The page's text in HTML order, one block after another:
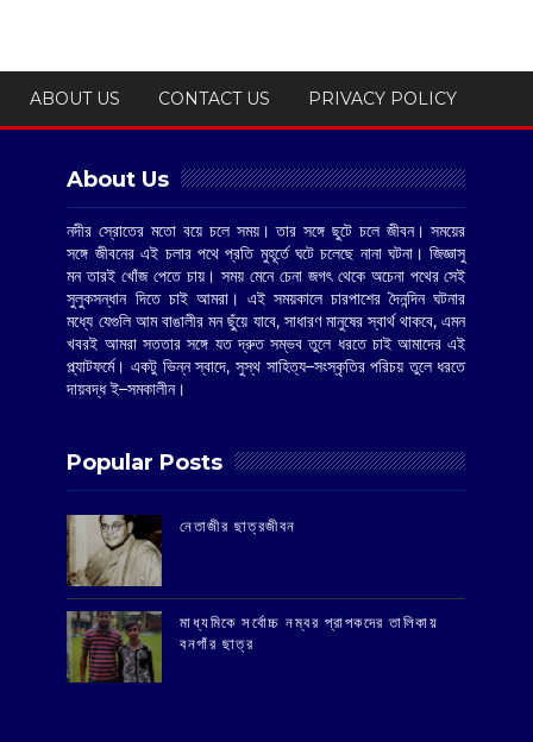
ABOUT US CONTACT US PRIVACY POLICY
About Us
নদীর স্রোতের মতো বয়ে চলে সময়। তার সঙ্গে ছুটে চলে জীবন। সময়ের
সঙ্গে জীবনের এই চলার পথে প্রতি মুহূর্তে ঘটে চলেছে নানা ঘটনা। জিজ্ঞাসু
মন তারই খোঁজ পেতে চায়। সময় মেনে চেনা জগৎ থেকে অচেনা পথের সেই
সুলুকসন্ধান দিতে চাই আমরা। এই সময়কালে চারপাশের দৈনন্দিন ঘটনার
মধ্যে যেগুলি আম বাঙালীর মন ছুঁয়ে যাবে, সাধারণ মানুষের স্বার্থ থাকবে, এমন
খবরই আমরা সততার সঙ্গে যত দ্রুত সম্ভব তুলে ধরতে চাই আমাদের এই
প্ল্যাটফর্মে। একটু ভিন্ন স্বাদে, সুস্থ সাহিত্য–সংস্কৃতির পরিচয় তুলে ধরতে
দায়বদ্ধ ই–সমকালীন।
Popular Posts
‌নেতাজীর ছাত্রজীবন
মাধ্যমিকে সর্বোচ্চ নম্বর প্রাপকদের তালিকায়
বনগাঁর ছাত্র